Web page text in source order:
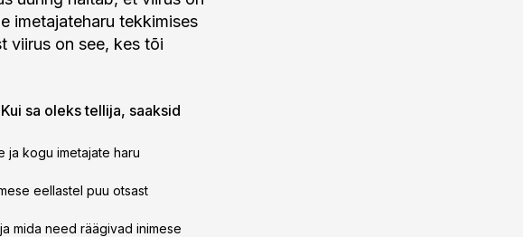
imetajateharu tekkimises
viirus on see, kes tõi
sa oleks tellija, saaksid
ja kogu imetajate haru
eellastel puu otsast
mida need räägivad inimese